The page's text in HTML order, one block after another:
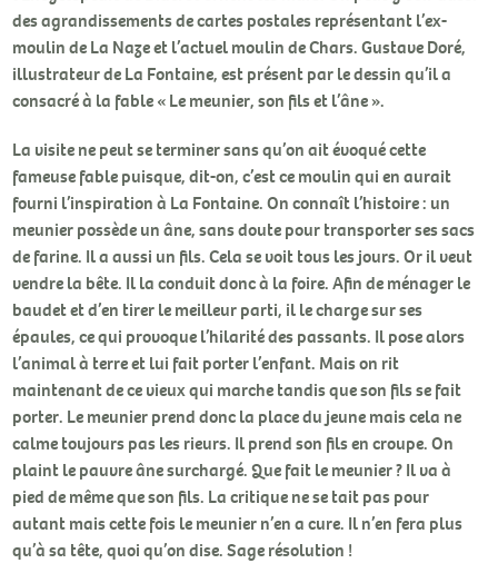
des agrandissements de cartes postales représentant l’ex-
moulin de La Naze et l’actuel moulin de Chars. Gustave Doré,
illustrateur de La Fontaine, est présent par le dessin qu’il a
consacré à la fable « Le meunier, son fils et l’âne ».
La visite ne peut se terminer sans qu’on ait évoqué cette
fameuse fable puisque, dit-on, c’est ce moulin qui en aurait
fourni l’inspiration à La Fontaine. On connaît l’histoire : un
meunier possède un âne, sans doute pour transporter ses sacs
de farine. Il a aussi un fils. Cela se voit tous les jours. Or il veut
vendre la bête. Il la conduit donc à la foire. Afin de ménager le
baudet et d’en tirer le meilleur parti, il le charge sur ses
épaules, ce qui provoque l’hilarité des passants. Il pose alors
l’animal à terre et lui fait porter l’enfant. Mais on rit
maintenant de ce vieux qui marche tandis que son fils se fait
porter. Le meunier prend donc la place du jeune mais cela ne
calme toujours pas les rieurs. Il prend son fils en croupe. On
plaint le pauvre âne surchargé. Que fait le meunier ? Il va à
pied de même que son fils. La critique ne se tait pas pour
autant mais cette fois le meunier n’en a cure. Il n’en fera plus
qu’à sa tête, quoi qu’on dise. Sage résolution !